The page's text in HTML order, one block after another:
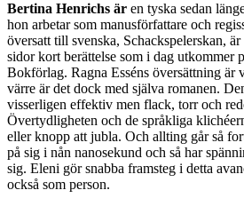
Bertina Henrichs är en tyska sedan
hon arbetar som manusförfattare och
översatt till svenska, Schackspelerskan,
sidor kort berättelse som i dag utkommer
Bokförlag. Ragna Esséns översättning är
värre är det dock med själva romanen.
visserligen effektiv men flack, torr och
Övertydligheten och de språkliga
eller knopp att jubla. Och allting går så
på sig i nån nanosekund och så har
sig. Eleni gör snabba framsteg i detta
också som person.